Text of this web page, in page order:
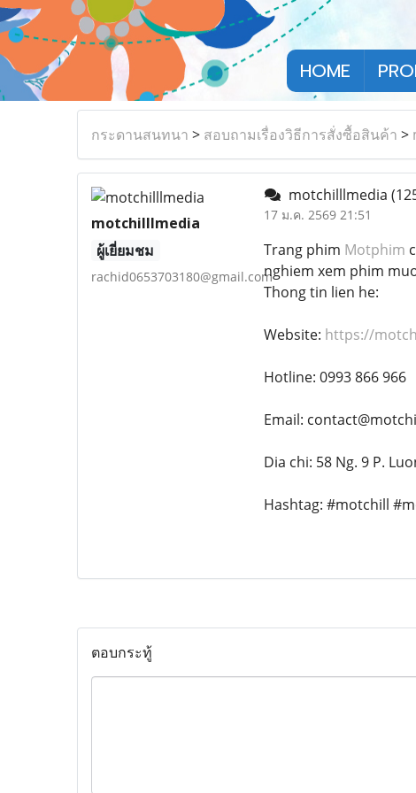
HOME
กระดานสนทนา > สอบถามเรื่องวิธีการสั่งซื้อสินค้า >
motchilllmedia
ผู้เยี่ยมชม
rachid0653703180@gmail.com
motchilllmedia
17 ม.ค. 2569 21:51
Trang phim Motphim
nghiem xem phim
Thong tin lien he:
Website: https://
Hotline: 0993 866 966
Email:
Dia chi: 58 Ng. 9 P.
Hashtag: #motchill
ตอบกระทู้